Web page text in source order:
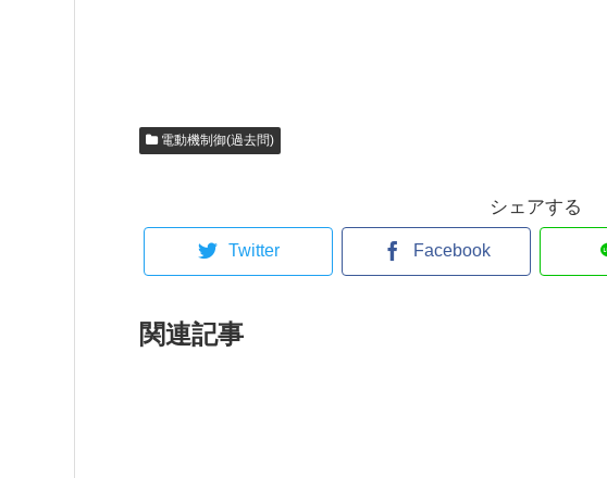
電動機制御(過去問)
シェアする
Twitter Facebook
関連記事